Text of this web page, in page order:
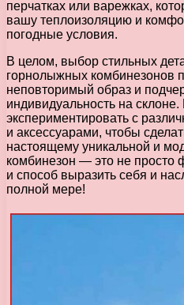
перчатках или варежках,
вашу теплоизоляцию и
погодные условия.
В целом, выбор стильных
горнолыжных комбинезонов
неповторимый образ и
индивидуальность на
экспериментировать с
и аксессуарами, чтобы
настоящему уникальной и
комбинезон — это не просто
и способ выразить себя и
полной мере!